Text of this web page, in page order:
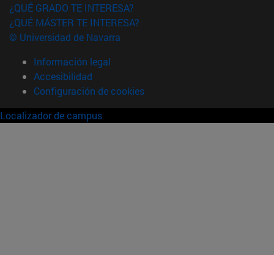
¿QUÉ GRADO TE INTERESA?
¿QUÉ MÁSTER TE INTERESA?
© Universidad de Navarra
Información legal
Accesibilidad
Configuración de cookies
Localizador de campus